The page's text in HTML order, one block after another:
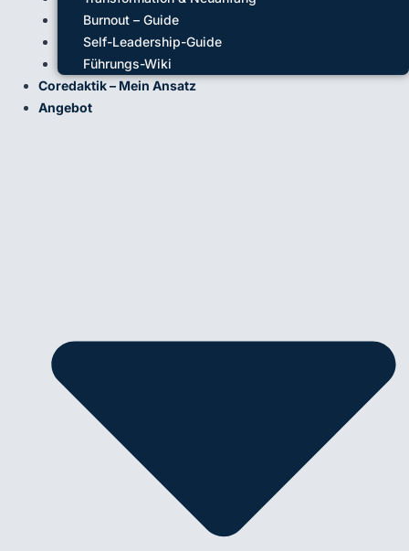
Burnout – Guide
Self-Leadership-Guide
Führungs-Wiki
Coredaktik – Mein Ansatz
Angebot